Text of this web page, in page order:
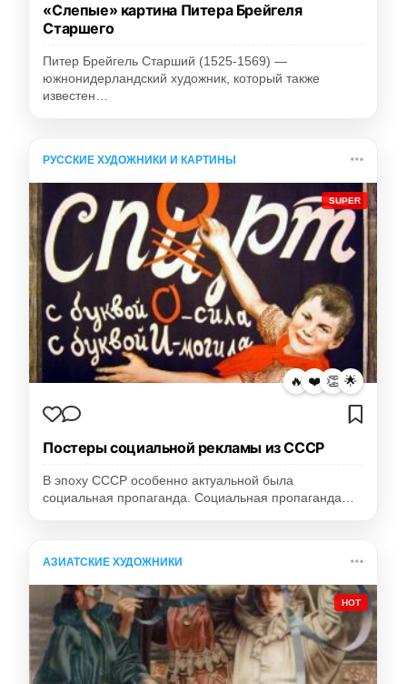
«Слепые» картина Питера Брейгеля
Старшего
Питер Брейгель Старший (1525-1569) —
южнонидерландский художник, который также
известен…
РУССКИЕ ХУДОЖНИКИ И КАРТИНЫ
SUPER
🔥 ❤️ 👏 🌟
Постеры социальной рекламы из СССР
В эпоху СССР особенно актуальной была
социальная пропаганда. Социальная пропаганда…
АЗИАТСКИЕ ХУДОЖНИКИ
HOT